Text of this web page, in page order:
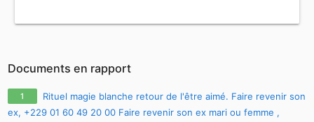
Documents en rapport
1
Rituel magie blanche retour de l'être aimé. Faire revenir son
ex, +229 01 60 49 20 00 Faire revenir son ex mari ou femme ,